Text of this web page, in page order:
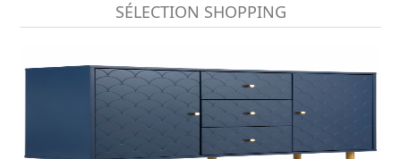
SÉLECTION SHOPPING